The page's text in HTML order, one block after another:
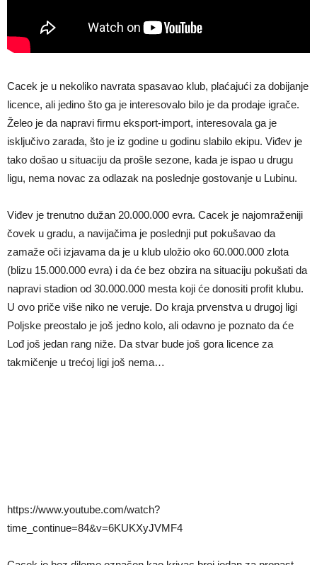
Cacek je u nekoliko navrata spasavao klub, plaćajući za dobijanje
licence, ali jedino što ga je interesovalo bilo je da prodaje igrače.
Želeo je da napravi firmu eksport-import, interesovala ga je
isključivo zarada, što je iz godine u godinu slabilo ekipu. Viđev je
tako došao u situaciju da prošle sezone, kada je ispao u drugu
ligu, nema novac za odlazak na poslednje gostovanje u Lubinu.
Viđev je trenutno dužan 20.000.000 evra. Cacek je najomraženiji
čovek u gradu, a navijačima je poslednji put pokušavao da
zamaže oči izjavama da je u klub uložio oko 60.000.000 zlota
(blizu 15.000.000 evra) i da će bez obzira na situaciju pokušati da
napravi stadion od 30.000.000 mesta koji će donositi profit klubu.
U ovo priče više niko ne veruje. Do kraja prvenstva u drugoj ligi
Poljske preostalo je još jedno kolo, ali odavno je poznato da će
Lođ još jedan rang niže. Da stvar bude još gora licence za
takmičenje u trećoj ligi još nema…
https://www.youtube.com/watch?
time_continue=84&v=6KUKXyJVMF4